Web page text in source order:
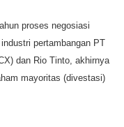
proses negosiasi
pertambangan PT
dan Rio Tinto, akhirnya
mayoritas (divestasi)